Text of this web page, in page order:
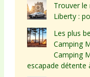
Trouver le
Liberty :
Les plus
Camping
Camping
escapade détente